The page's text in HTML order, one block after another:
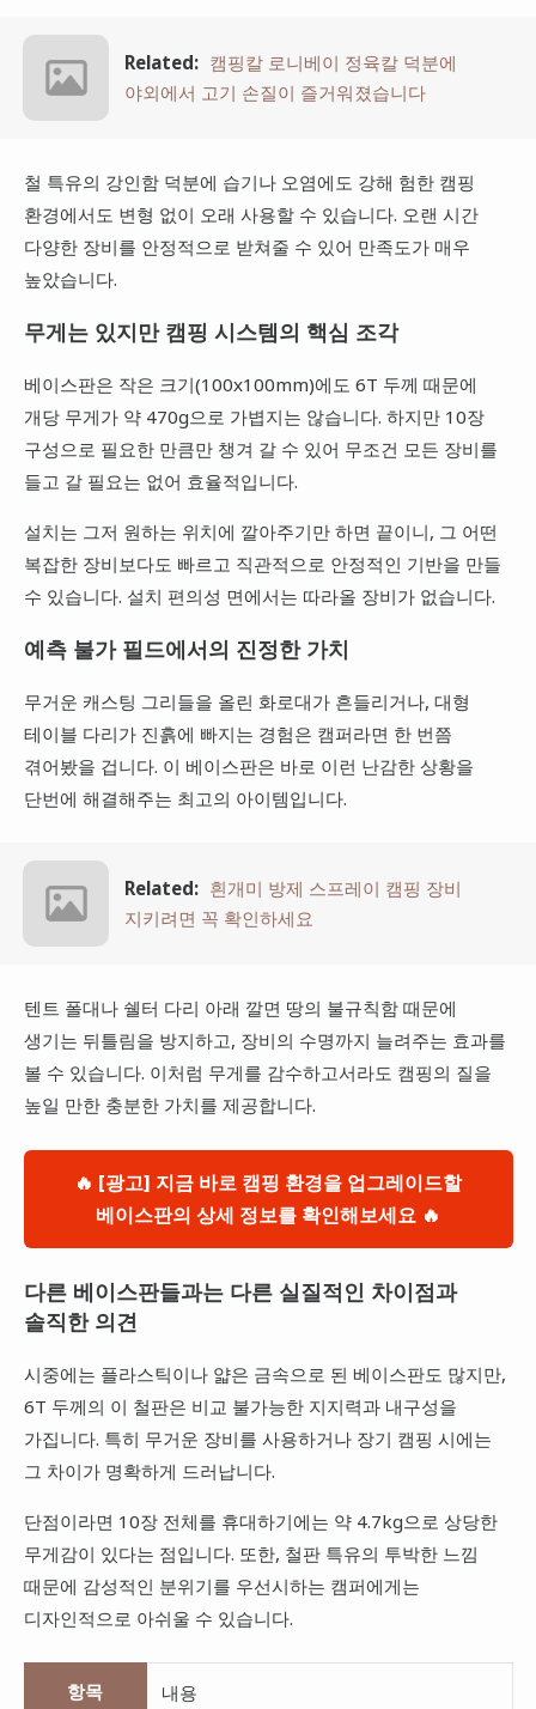
Related: 캠핑칼 로니베이 정육칼 덕분에
야외에서 고기 손질이 즐거워졌습니다
철 특유의 강인함 덕분에 습기나 오염에도 강해 험한 캠핑
환경에서도 변형 없이 오래 사용할 수 있습니다. 오랜 시간
다양한 장비를 안정적으로 받쳐줄 수 있어 만족도가 매우
높았습니다.
무게는 있지만 캠핑 시스템의 핵심 조각
베이스판은 작은 크기(100x100mm)에도 6T 두께 때문에
개당 무게가 약 470g으로 가볍지는 않습니다. 하지만 10장
구성으로 필요한 만큼만 챙겨 갈 수 있어 무조건 모든 장비를
들고 갈 필요는 없어 효율적입니다.
설치는 그저 원하는 위치에 깔아주기만 하면 끝이니, 그 어떤
복잡한 장비보다도 빠르고 직관적으로 안정적인 기반을 만들
수 있습니다. 설치 편의성 면에서는 따라올 장비가 없습니다.
예측 불가 필드에서의 진정한 가치
무거운 캐스팅 그리들을 올린 화로대가 흔들리거나, 대형
테이블 다리가 진흙에 빠지는 경험은 캠퍼라면 한 번쯤
겪어봤을 겁니다. 이 베이스판은 바로 이런 난감한 상황을
단번에 해결해주는 최고의 아이템입니다.
Related: 흰개미 방제 스프레이 캠핑 장비
지키려면 꼭 확인하세요
텐트 폴대나 쉘터 다리 아래 깔면 땅의 불규칙함 때문에
생기는 뒤틀림을 방지하고, 장비의 수명까지 늘려주는 효과를
볼 수 있습니다. 이처럼 무게를 감수하고서라도 캠핑의 질을
높일 만한 충분한 가치를 제공합니다.
🔥 [광고] 지금 바로 캠핑 환경을 업그레이드할
베이스판의 상세 정보를 확인해보세요 🔥
다른 베이스판들과는 다른 실질적인 차이점과
솔직한 의견
시중에는 플라스틱이나 얇은 금속으로 된 베이스판도 많지만,
6T 두께의 이 철판은 비교 불가능한 지지력과 내구성을
가집니다. 특히 무거운 장비를 사용하거나 장기 캠핑 시에는
그 차이가 명확하게 드러납니다.
단점이라면 10장 전체를 휴대하기에는 약 4.7kg으로 상당한
무게감이 있다는 점입니다. 또한, 철판 특유의 투박한 느낌
때문에 감성적인 분위기를 우선시하는 캠퍼에게는
디자인적으로 아쉬울 수 있습니다.
항목 내용